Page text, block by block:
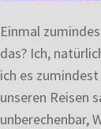
Einmal
das? Ich,
ich es
unseren Reisen
unberechenbar,